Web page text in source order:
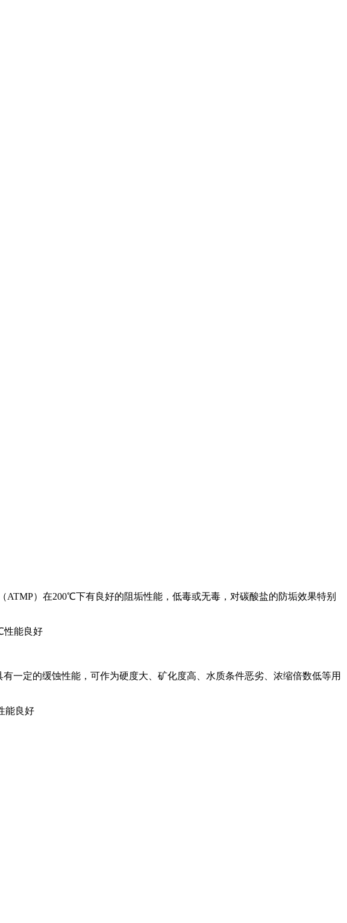
ATMP）在200℃下有良好的阻垢性能，低毒或无毒，对碳酸盐的防垢效果特别
一定的缓蚀性能，可作为硬度大、矿化度高、水质条件恶劣、浓缩倍数低等用